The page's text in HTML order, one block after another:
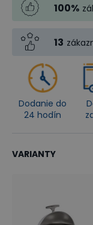
100%
13
Dodanie do
24 hodín
VARIANTY